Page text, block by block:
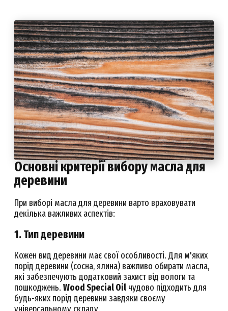
Основні критерії вибору масла для
деревини
При виборі масла для деревини варто враховувати
декілька важливих аспектів:
1. Тип деревини
Кожен вид деревини має свої особливості. Для м'яких
порід деревини (сосна, ялина) важливо обирати масла,
які забезпечують додатковий захист від вологи та
пошкоджень. Wood Special Oil чудово підходить для
будь-яких порід деревини завдяки своєму